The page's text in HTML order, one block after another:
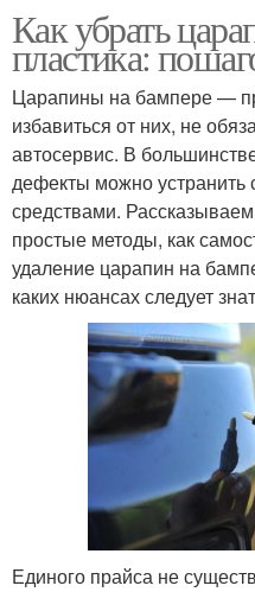
Как убрать
пластика:
Царапины на бампере —
избавиться от них, не
автосервис. В
дефекты можно устранить
средствами.
простые методы, как
удаление царапин на
каких нюансах следует
Единого прайса не